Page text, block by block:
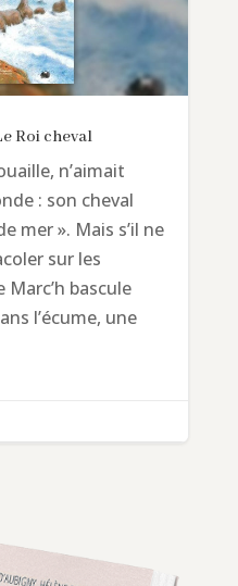
Roi cheval
n’aimait
: son cheval
mer ». Mais s’il ne
sur les
bascule
l’écume, une